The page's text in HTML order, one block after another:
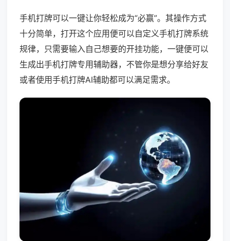
手机打牌可以一键让你轻松成为“必赢”。其操作方式
十分简单，打开这个应用便可以自定义手机打牌系统
规律，只需要输入自己想要的开挂功能，一键便可以
生成出手机打牌专用辅助器，不管你是想分享给好友
或者使用手机打牌AI辅助都可以满足需求。